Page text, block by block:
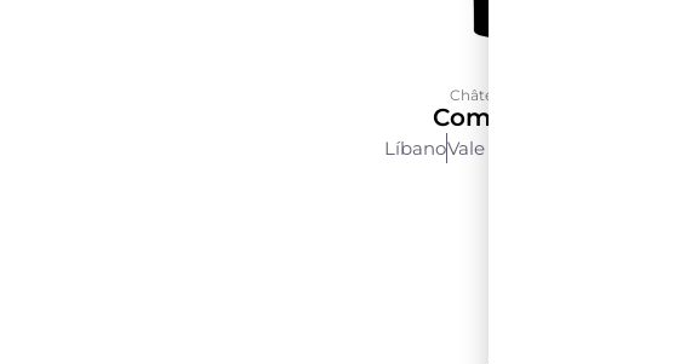
Château Kefraya
Comte De M
LíbanoVale Do Bekaa